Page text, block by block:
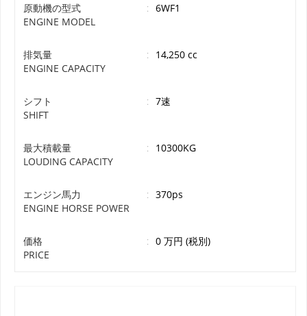
原動機の型式
ENGINE MODEL
: 6WF1
排気量
ENGINE CAPACITY
: 14,250 cc
シフト
SHIFT
: 7速
最大積載量
LOUDING CAPACITY
: 10300KG
エンジン馬力
ENGINE HORSE POWER
: 370ps
価格
PRICE
: 0 万円 (税別)